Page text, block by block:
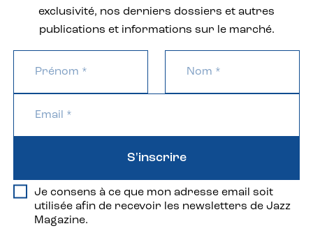
exclusivité, nos derniers dossiers et autres
publications et informations sur le marché.
Je consens à ce que mon adresse email soit
utilisée afin de recevoir les newsletters de Jazz
Magazine.
S'inscrire